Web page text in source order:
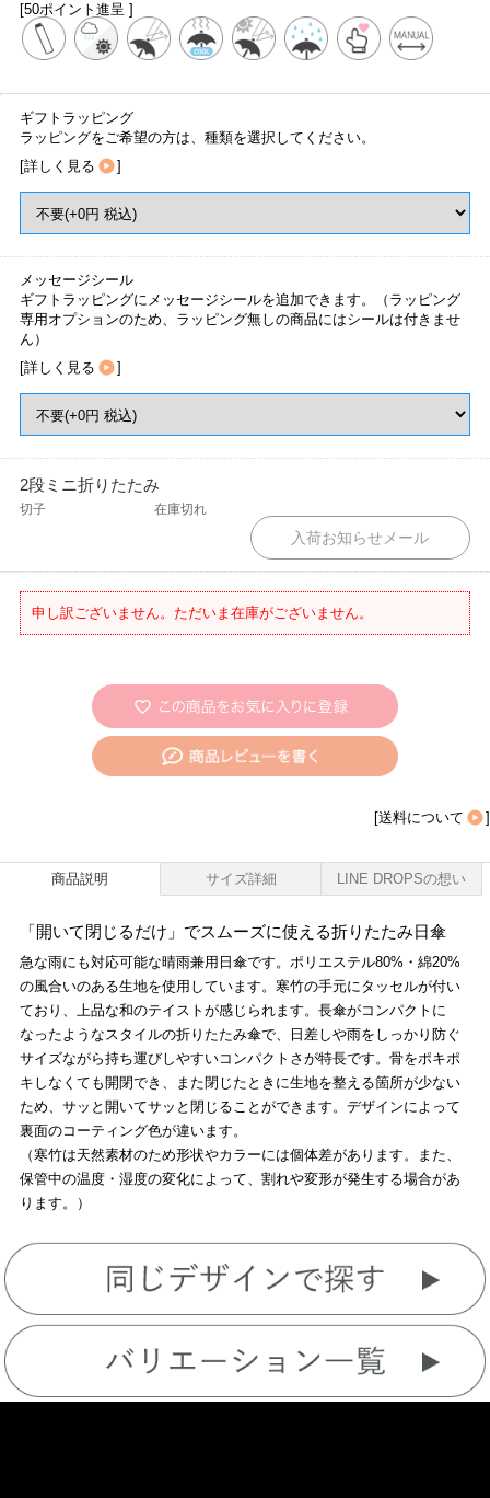
[50ポイント進呈 ]
ギフトラッピング
ラッピングをご希望の方は、種類を選択してください。
[詳しく見る ]
メッセージシール
ギフトラッピングにメッセージシールを追加できます。（ラッピング
専用オプションのため、ラッピング無しの商品にはシールは付きませ
ん）
[詳しく見る ]
2段ミニ折りたたみ
切子 在庫切れ
申し訳ございません。ただいま在庫がございません。
[送料について ]
商品説明 サイズ詳細 LINE DROPSの想い
「開いて閉じるだけ」でスムーズに使える折りたたみ日傘
急な雨にも対応可能な晴雨兼用日傘です。ポリエステル80%・綿20%
の風合いのある生地を使用しています。寒竹の手元にタッセルが付い
ており、上品な和のテイストが感じられます。長傘がコンパクトに
なったようなスタイルの折りたたみ傘で、日差しや雨をしっかり防ぐ
サイズながら持ち運びしやすいコンパクトさが特長です。骨をポキポ
キしなくても開閉でき、また閉じたときに生地を整える箇所が少ない
ため、サッと開いてサッと閉じることができます。デザインによって
裏面のコーティング色が違います。
（寒竹は天然素材のため形状やカラーには個体差があります。また、
保管中の温度・湿度の変化によって、割れや変形が発生する場合があ
ります。）